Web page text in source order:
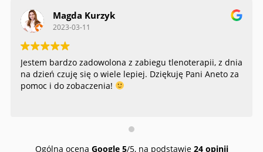
Magda Kurzyk
2023-03-11
Jestem bardzo zadowolona z zabiegu tlenoterapii, z dnia
na dzień czuję się o wiele lepiej. Dziękuję Pani Aneto za
pomoc i do zobaczenia!
Ogólna ocena Google 5/5, na podstawie 24 opinii